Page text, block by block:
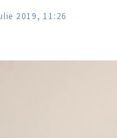
2019, 11:26